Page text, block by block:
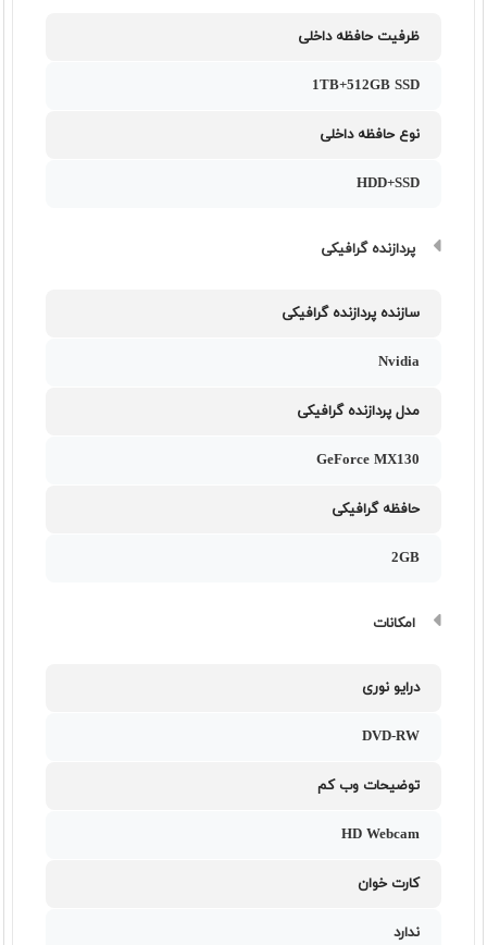
ظرفیت حافظه داخلی
1TB+512GB SSD
نوع حافظه داخلی
HDD+SSD
پردازنده گرافیکی
سازنده پردازنده گرافیکی
Nvidia
مدل پردازنده گرافیکی
GeForce MX130
حافظه گرافیکی
2GB
امکانات
درایو نوری
DVD-RW
توضیحات وب کم
HD Webcam
کارت خوان
ندارد